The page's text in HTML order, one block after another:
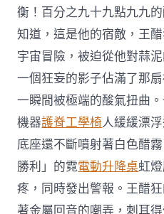
衡！百分之九十九點九九
知道，這是他的宿敵，王
宇宙冒險，被迫從他對蒜
一個狂妄的影子佔滿了那
一瞬間被極端的酸氣扭曲
機器護脊工學椅人緩緩漂
底座還不斷噴射著白色醋
勝利」的霓電動升降桌虹
疼，同時發出警報。王醋